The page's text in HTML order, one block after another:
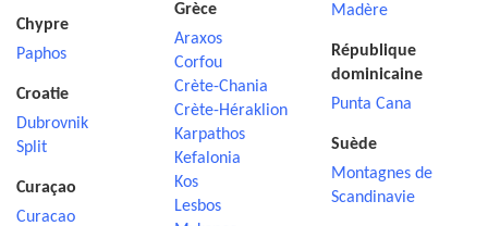
Chypre
Paphos
Croatie
Dubrovnik
Split
Curaçao
Curacao
Grèce
Araxos
Corfou
Crète-Chania
Crète-Héraklion
Karpathos
Kefalonia
Kos
Lesbos
Madère
République
dominicaine
Punta Cana
Suède
Montagnes de
Scandinavie